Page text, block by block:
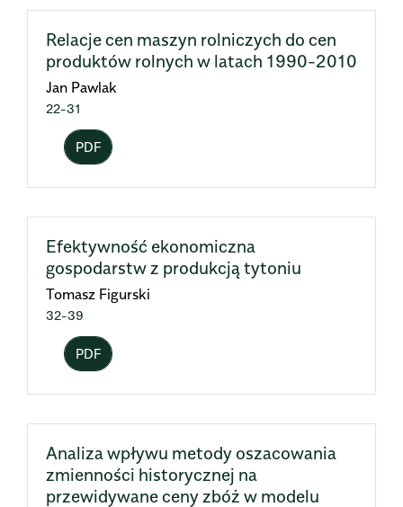
Relacje cen maszyn rolniczych do cen
produktów rolnych w latach 1990-2010
Jan Pawlak
22-31
PDF
Efektywność ekonomiczna
gospodarstw z produkcją tytoniu
Tomasz Figurski
32-39
PDF
Analiza wpływu metody oszacowania
zmienności historycznej na
przewidywane ceny zbóż w modelu